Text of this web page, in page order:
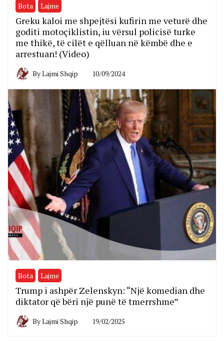
Bota Lajme
Greku kaloi me shpejtësi kufirin me veturë dhe
goditi motoçiklistin, iu vërsul policisë turke
me thikë, të cilët e qëlluan në këmbë dhe e
arrestuan! (Video)
ByLajmi Shqip 10/09/2024
Bota Lajme
Trump i ashpër Zelenskyn: “Një komedian dhe
diktator që bëri një punë të tmerrshme”
ByLajmi Shqip 19/02/2025